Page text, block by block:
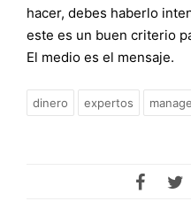
hacer, debes haberlo
este es un buen criterio
El medio es el mensaje.
dinero expertos